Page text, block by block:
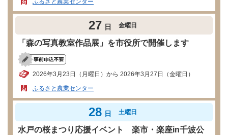
27 日 金曜日
「森の写真教室作品展」を市役所で開催します
2026年3月23日（月曜日）から 2026年3月27日（金曜日）
ふるさと農業センター
28 日 土曜日
水戸の桜まつり応援イベント 楽市・楽座in千波公